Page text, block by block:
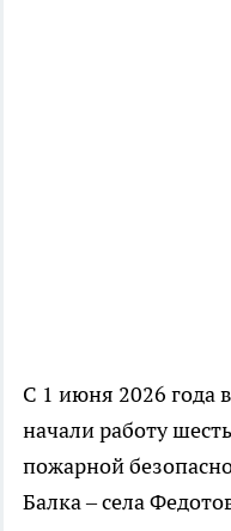
С 1 июня 2026 года
начали работу
пожарной
Балка – села